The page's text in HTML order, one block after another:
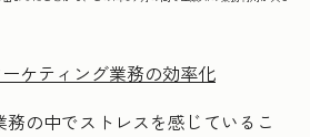
ケティング業務の効率化
の中でストレスを感じているこ